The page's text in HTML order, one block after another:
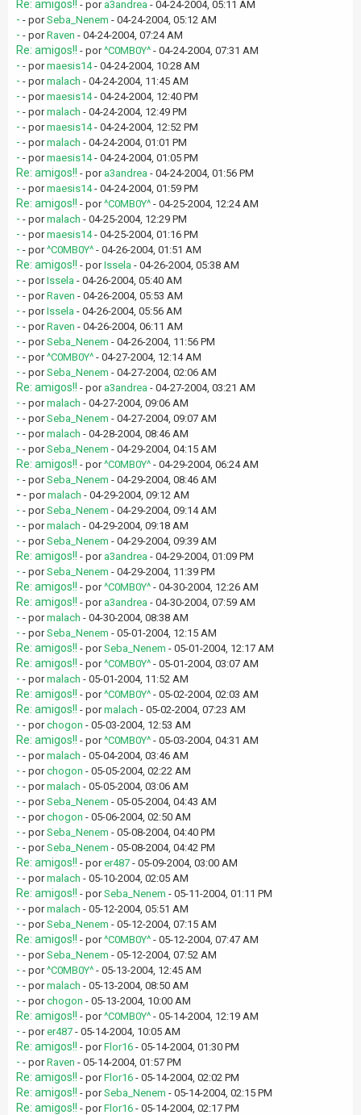
Re: amigos!! - por a3andrea - 04-24-2004, 05:11 AM
- - porSeba_Nenem - 04-24-2004, 05:12 AM
- - porRaven - 04-24-2004, 07:24 AM
Re: amigos!! - por^C0MB0Y^ - 04-24-2004, 07:31 AM
- - pormaesis14- 04-24-2004, 10:28 AM
- - pormalach - 04-24-2004, 11:45 AM
- - pormaesis14- 04-24-2004, 12:40 PM
- - pormalach - 04-24-2004, 12:49 PM
- - pormaesis14- 04-24-2004, 12:52 PM
- - pormalach - 04-24-2004, 01:01 PM
- - pormaesis14- 04-24-2004, 01:05 PM
Re: amigos!! - por a3andrea - 04-24-2004, 01:56 PM
- - pormaesis14- 04-24-2004, 01:59 PM
Re: amigos!! - por^C0MB0Y^ - 04-25-2004, 12:24 AM
- - pormalach - 04-25-2004, 12:29 PM
- - pormaesis14- 04-25-2004, 01:16 PM
- - por^C0MB0Y^ - 04-26-2004, 01:51 AM
Re: amigos!! - porIssela - 04-26-2004, 05:38 AM
- - porIssela - 04-26-2004, 05:40 AM
- - porRaven - 04-26-2004, 05:53 AM
- - porIssela - 04-26-2004, 05:56 AM
- - porRaven - 04-26-2004, 06:11 AM
- - porSeba_Nenem - 04-26-2004, 11:56 PM
- - por^C0MB0Y^ - 04-27-2004, 12:14 AM
- - porSeba_Nenem - 04-27-2004, 02:06 AM
Re: amigos!! - por a3andrea - 04-27-2004, 03:21 AM
- - pormalach - 04-27-2004, 09:06 AM
- - porSeba_Nenem - 04-27-2004, 09:07 AM
- - pormalach - 04-28-2004, 08:46 AM
- - porSeba_Nenem - 04-29-2004, 04:15 AM
Re: amigos!! - por^C0MB0Y^ - 04-29-2004, 06:24 AM
- - porSeba_Nenem - 04-29-2004, 08:46 AM
- - pormalach - 04-29-2004, 09:12 AM
- - porSeba_Nenem - 04-29-2004, 09:14 AM
- - pormalach - 04-29-2004, 09:18 AM
- - porSeba_Nenem - 04-29-2004, 09:39 AM
Re: amigos!! - por a3andrea - 04-29-2004, 01:09 PM
- - porSeba_Nenem - 04-29-2004, 11:39 PM
Re: amigos!! - por^C0MB0Y^ - 04-30-2004, 12:26 AM
Re: amigos!! - por a3andrea - 04-30-2004, 07:59 AM
- - pormalach - 04-30-2004, 08:38 AM
- - porSeba_Nenem - 05-01-2004, 12:15 AM
Re: amigos!! - porSeba_Nenem - 05-01-2004, 12:17 AM
Re: amigos!! - por^C0MB0Y^ - 05-01-2004, 03:07 AM
- - pormalach - 05-01-2004, 11:52 AM
Re: amigos!! - por^C0MB0Y^ - 05-02-2004, 02:03 AM
Re: amigos!! - pormalach - 05-02-2004, 07:23 AM
- - porchogon - 05-03-2004, 12:53 AM
Re: amigos!! - por^C0MB0Y^ - 05-03-2004, 04:31 AM
- - pormalach - 05-04-2004, 03:46 AM
- - porchogon - 05-05-2004, 02:22 AM
- - pormalach - 05-05-2004, 03:06 AM
- - porSeba_Nenem - 05-05-2004, 04:43 AM
- - porchogon - 05-06-2004, 02:50 AM
- - porSeba_Nenem - 05-08-2004, 04:40 PM
- - porSeba_Nenem - 05-08-2004, 04:42 PM
Re: amigos!! - porer487 - 05-09-2004, 03:00 AM
- - pormalach - 05-10-2004, 02:05 AM
Re: amigos!! - porSeba_Nenem - 05-11-2004, 01:11 PM
- - pormalach - 05-12-2004, 05:51 AM
- - porSeba_Nenem - 05-12-2004, 07:15 AM
Re: amigos!! - por^C0MB0Y^ - 05-12-2004, 07:47 AM
- - porSeba_Nenem - 05-12-2004, 07:52 AM
- - por^C0MB0Y^ - 05-13-2004, 12:45 AM
- - pormalach - 05-13-2004, 08:50 AM
- - porchogon - 05-13-2004, 10:00 AM
Re: amigos!! - por^C0MB0Y^ - 05-14-2004, 12:19 AM
- - porer487 - 05-14-2004, 10:05 AM
Re: amigos!! - porFlor16 - 05-14-2004, 01:30 PM
- - porRaven - 05-14-2004, 01:57 PM
Re: amigos!! - porFlor16 - 05-14-2004, 02:02 PM
Re: amigos!! - porSeba_Nenem - 05-14-2004, 02:15 PM
Re: amigos!! - porFlor16 - 05-14-2004, 02:17 PM